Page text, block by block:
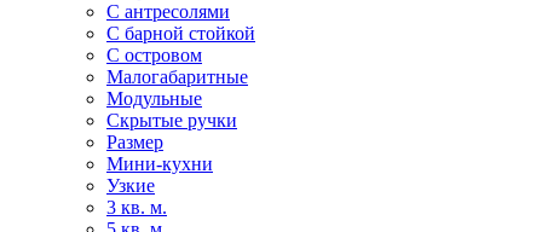
С антресолями
С барной стойкой
С островом
Малогабаритные
Модульные
Скрытые ручки
Размер
Мини-кухни
Узкие
3 кв. м.